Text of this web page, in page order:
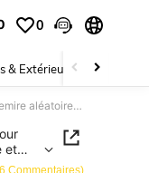
0
& Extérieur Enfants
Swim Lushoire Tenue de plage d'été pour femmes, débardeur à imprimé cachemire aléatoire et short de couleur unie 2 pièces, maillot de bain, convient pour les vacances à la plage
et
Commentaires)